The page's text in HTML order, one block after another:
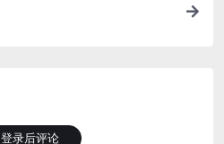
登录后评论